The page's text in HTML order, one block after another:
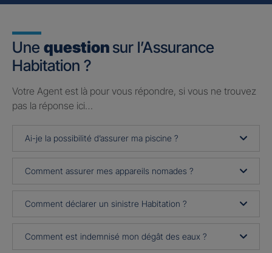
Une question sur l’Assurance
Habitation ?
Votre Agent est là pour vous répondre, si vous ne trouvez
pas la réponse ici…
Ai-je la possibilité d’assurer ma piscine ?
Comment assurer mes appareils nomades ?
Comment déclarer un sinistre Habitation ?
Comment est indemnisé mon dégât des eaux ?